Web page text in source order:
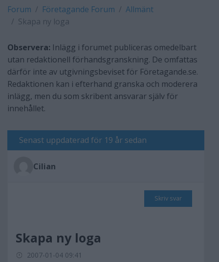
Forum Företagande Forum
Allmänt
Skapa ny loga
Observera: Inlägg i forumet publiceras omedelbart
utan redaktionell förhandsgranskning. De omfattas
därför inte av utgivningsbeviset för Företagande.se.
Redaktionen kan i efterhand granska och moderera
inlägg, men du som skribent ansvarar själv för
innehållet.
Senast uppdaterad för 19 år sedan
Cilian
Skriv svar
Skapa ny loga
2007-01-04 09:41